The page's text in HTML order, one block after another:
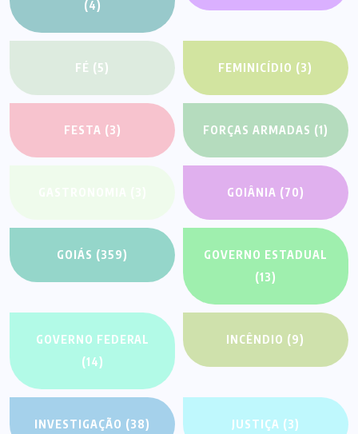
(4)
FÉ (5) FEMINICÍDIO (3)
FESTA (3) FORÇAS ARMADAS (1)
GOIÂNIA (70)
GOIÁS (359)
GOVERNO ESTADUAL
(13)
GOVERNO FEDERAL
(14)
INCÊNDIO (9)
INVESTIGAÇÃO (38) JUSTIÇA (3)